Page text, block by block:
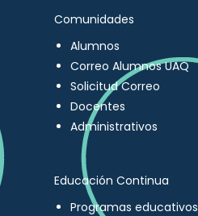
Comunidades
Alumnos
Correo Alumnos UAQ
Solicitud Correo
Docentes
Administrativos
Educación Continua
Programas educativos